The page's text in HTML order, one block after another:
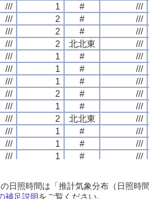
/// 1 # ///
/// 2 # ///
/// 2 # ///
/// 2 北北東 ///
/// 1 # ///
/// 1 # ///
/// 1 # ///
/// 2 # ///
/// 1 # ///
/// 2 北北東 ///
/// 1 # ///
/// 1 # ///
/// 1 # ///
/// 1 # ///
/// 1 東北東 ///
/// 1 # ///
/// 2 # ///
/// 2 # ///
/// 2 北北東 ///
/// 1 # ///
/// 1 # ///
/// 1 # ///
/// 2 # ///
/// 1 # ///
/// 2 北北東 ///
/// 1 # ///
/// 1 # ///
/// 1 # ///
/// 1 # ///
/// 1 東北東 ///
/// 1 # ///
/// 2 # ///
/// 2 # ///
/// 2 北北東 ///
/// 1 # ///
/// 1 # ///
/// 1 # ///
/// 2 # ///
/// 1 # ///
/// 2 北北東 ///
/// 1 # ///
/// 1 # ///
/// 1 # ///
/// 1 # ///
/// 1 東北東 ///
/// 1 # ///
/// 2 # ///
/// 2 # ///
/// 2 北北東 ///
/// 1 # ///
/// 1 # ///
/// 1 # ///
/// 2 # ///
/// 1 # ///
/// 2 北北東 ///
/// 1 # ///
/// 1 # ///
/// 1 # ///
/// 1 # ///
/// 1 東北東 ///
日照時間は「推計気象分布（日照時
補足説明をご覧ください。